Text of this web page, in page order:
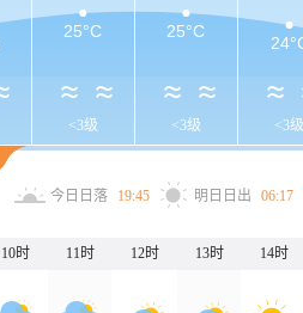
<3级 <3级 <3级
25°C 25°C
今日日落 19:45 明日日出 06:17
10时 11时 12时 13时 14时